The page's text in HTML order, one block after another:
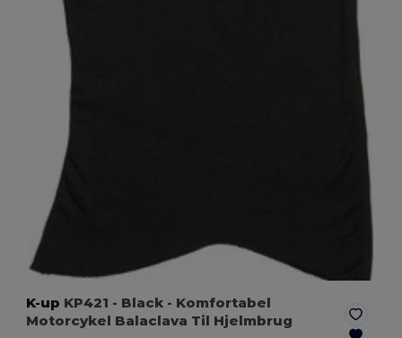
K-up KP421 - Black - Komfortabel
Motorcykel Balaclava Til Hjelmbrug